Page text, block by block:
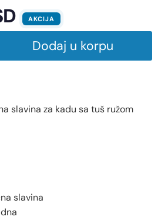
AKCIJA
Dodaj u korpu
slavina za kadu sa tuš ružom
slavina